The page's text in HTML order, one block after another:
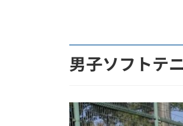
男子ソフトテ